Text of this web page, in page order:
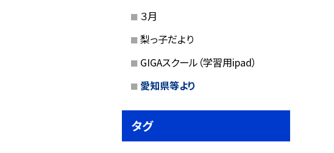
３月
梨っ子だより
GIGAスクール（学習用ipad）
愛知県等より
タグ